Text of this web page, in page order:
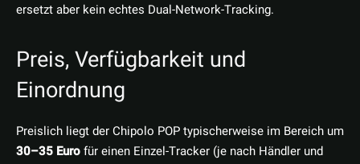
ersetzt aber kein echtes Dual-Network-Tracking.
Preis, Verfügbarkeit und
Einordnung
Preislich liegt der Chipolo POP typischerweise im Bereich um
30–35 Eurofür einen Einzel-Tracker (je nach Händler und